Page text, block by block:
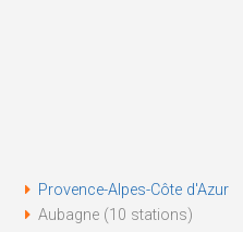
Provence-Alpes-Côte d'Azur
Aubagne (10 stations)